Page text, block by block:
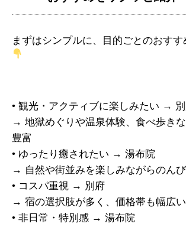
まずはシンプルに、目的ごとのおす
• 観光・アクティブに楽しみたい →
→ 地獄めぐりや温泉体験、食べ歩き
豊富
• ゆったり癒されたい → 湯布院
→ 自然や街並みを楽しみながらのん
• コスパ重視 → 別府
→ 宿の選択肢が多く、価格帯も幅広い
• 非日常・特別感 → 湯布院